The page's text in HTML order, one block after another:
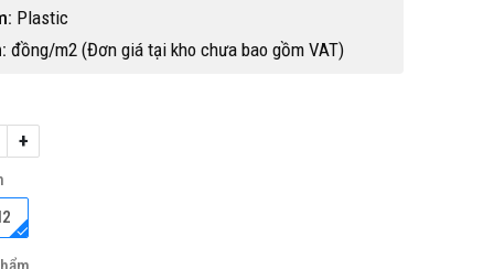
Plastic
đồng/m2 (Đơn giá tại kho chưa bao gồm VAT)
+